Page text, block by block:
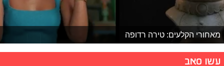
מאחורי הקלעים: טירה רדופה
עשו סאב